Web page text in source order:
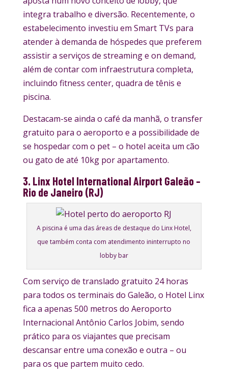
integra trabalho e diversão. Recentemente, o
estabelecimento investiu em Smart TVs para
atender à demanda de hóspedes que preferem
assistir a serviços de streaming e on demand,
além de contar com infraestrutura completa,
incluindo fitness center, quadra de tênis e
piscina.
Destacam-se ainda o café da manhã, o transfer
gratuito para o aeroporto e a possibilidade de
se hospedar com o pet – o hotel aceita um cão
ou gato de até 10kg por apartamento.
3. Linx Hotel International Airport Galeão –
Rio de Janeiro (RJ)
A piscina é uma das áreas de destaque do Linx Hotel,
que também conta com atendimento ininterrupto no
lobby bar
Com serviço de translado gratuito 24 horas
para todos os terminais do Galeão, o Hotel Linx
fica a apenas 500 metros do Aeroporto
Internacional Antônio Carlos Jobim, sendo
prático para os viajantes que precisam
descansar entre uma conexão e outra – ou
para os que partem muito cedo.